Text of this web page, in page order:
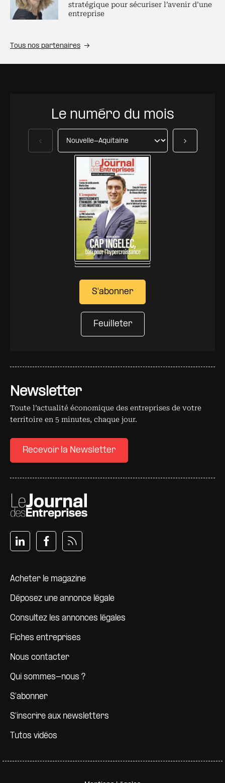
stratégique pour sécuriser l’avenir d’une
entreprise
Tous nos partenaires
Newsletter
Toute l’actualité économique des entreprises de votre
territoire en 5 minutes, chaque jour.
Recevoir la Newsletter
Pied de page
Acheter le magazine
Déposez une annonce légale
Consultez les annonces légales
Fiches entreprises
Nous contacter
Qui sommes-nous ?
S'abonner
S'inscrire aux newsletters
Tutos vidéos
Le numéro du mois
S'abonner
Feuilleter
Précédent Suivant